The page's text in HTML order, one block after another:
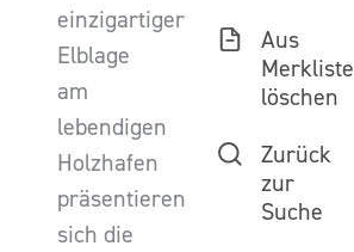
einzigartiger
Elblage
am
lebendigen
Holzhafen
präsentieren
sich die
Aus
Merkliste
löschen
Zurück
zur
Suche